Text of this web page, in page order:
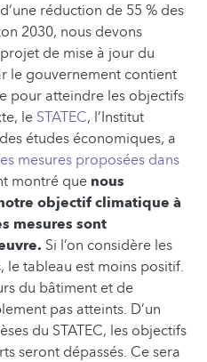
réduction de 55 % des
2030, nous devons
de mise à jour du
le gouvernement contient
pour atteindre les objectifs
le STATEC, l’Institut
études économiques, a
mesures proposées dans
montré que nous
objectif climatique à
mesures sont
Si l’on considère les
le tableau est moins positif.
du bâtiment et de
pas atteints. D’un
du STATEC, les objectifs
seront dépassés. Ce sera